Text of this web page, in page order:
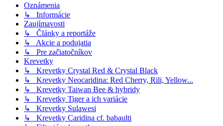
Oznámenia
↳ Informácie
Zaujímavosti
↳ Články a reportáže
↳ Akcie a podujatia
↳ Pre začiatočníkov
Krevetky
↳ Krevetky Crystal Red & Crystal Black
↳ Krevetky Neocaridina: Red Cherry, Rili, Yellow...
↳ Krevetky Taiwan Bee & hybridy
↳ Krevetky Tiger a ich variácie
↳ Krevetky Sulawesi
↳ Krevetky Caridina cf. babaulti